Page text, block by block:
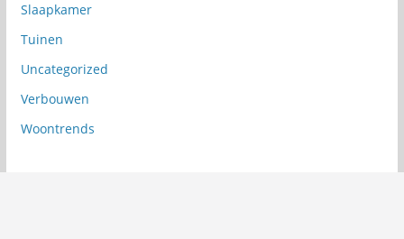
Slaapkamer
Tuinen
Uncategorized
Verbouwen
Woontrends